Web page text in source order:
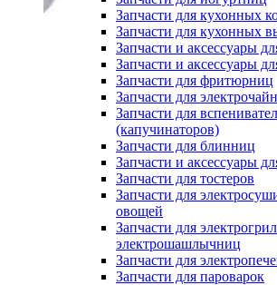
Запчасти для кухонных
Запчасти для кухонных
Запчасти и аксессуары
Запчасти и аксессуары
Запчасти для фритюрниц
Запчасти для
Запчасти для
(капучинаторов)
Запчасти для блинниц
Запчасти и аксессуары
Запчасти для тостеров
Запчасти для
овощей
Запчасти для
электрошашлычниц
Запчасти для
Запчасти для пароварок